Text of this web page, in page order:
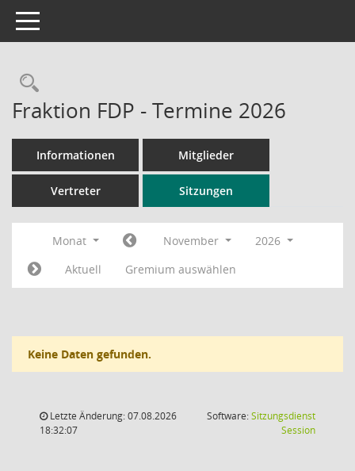
Toggle navigation
Rechercheauswahl
Fraktion FDP - Termine 2026
Informationen Mitglieder
Vertreter Sitzungen
Monat November
2026
Aktuell
Gremium auswählen
Keine Daten gefunden.
Letzte Änderung: 07.08.2026
18:32:07
Software:Sitzungsdienst
Session(Wird in